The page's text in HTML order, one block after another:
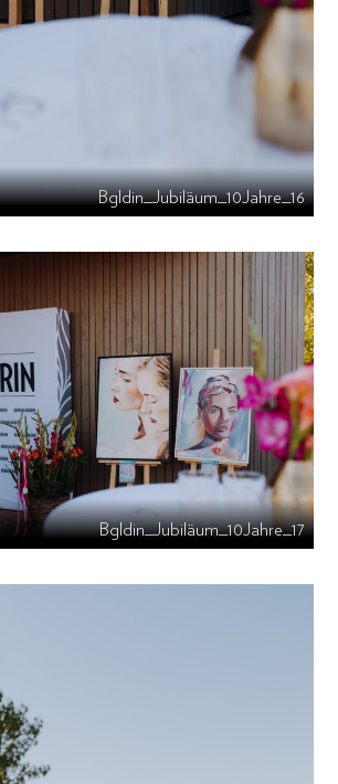
Bgldin_Jubiläum_10Jahre_16
Bgldin_Jubiläum_10Jahre_17